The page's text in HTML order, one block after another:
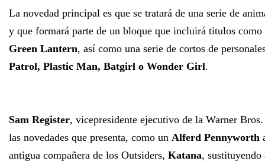
La novedad principal es que se tratará de una serie de
y que formará parte de un bloque que incluirá titulos como
Green Lantern, así como una serie de cortos de
Patrol, Plastic Man, Batgirl o Wonder Girl.
Sam Register, vicepresidente ejecutivo de la Warner
las novedades que presenta, como un Alferd Pennyworth
antigua compañera de los Outsiders, Katana,